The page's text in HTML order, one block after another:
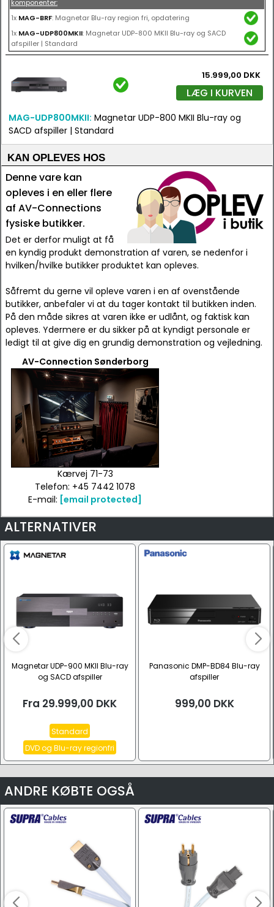
komponenter:
1x MAG-BRF: Magnetar Blu-ray region fri, opdatering
1x MAG-UDP800MKII: Magnetar UDP-800 MKII Blu-ray og SACD
afspiller | Standard
15.999,00 DKK
LÆG I KURVEN
MAG-UDP800MKII: Magnetar UDP-800 MKII Blu-ray og
SACD afspiller | Standard
KAN OPLEVES HOS
Denne vare kan
opleves i en eller flere
af AV-Connections
fysiske butikker.
Det er derfor muligt at få
en kyndig produkt demonstration af varen, se nedenfor i
hvilken/hvilke butikker produktet kan opleves.
Såfremt du gerne vil opleve varen i en af ovenstående
butikker, anbefaler vi at du tager kontakt til butikken inden.
På den måde sikres at varen ikke er udlånt, og faktisk kan
opleves. Ydermere er du sikker på at kyndigt personale er
ledigt til at give dig en grundig demonstration og vejledning.
AV-Connection Sønderborg
Kærvej 71-73
Telefon: +45 7442 1078
E-mail: [email protected]
ALTERNATIVER
Magnetar UDP-900 MKII Blu-ray
og SACD afspiller
Fra 29.999,00 DKK
Standard
DVD og Blu-ray regionfri
Panasonic DMP-BD84 Blu-ray
afspiller
999,00 DKK
ANDRE KØBTE OGSÅ